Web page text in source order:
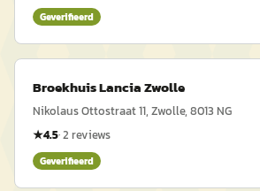
Geverifieerd
Broekhuis Lancia Zwolle
Nikolaus Ottostraat 11, Zwolle, 8013 NG
★4.5·2 reviews
Geverifieerd